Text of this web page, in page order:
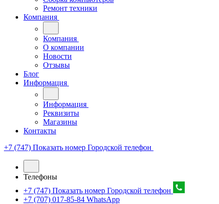
Ремонт техники
Компания
Компания
О компании
Новости
Отзывы
Блог
Информация
Информация
Реквизиты
Магазины
Контакты
+7 (747) Показать номер Городской телефон
Телефоны
+7 (747) Показать номер Городской телефон
+7 (707) 017-85-84 WhatsApp